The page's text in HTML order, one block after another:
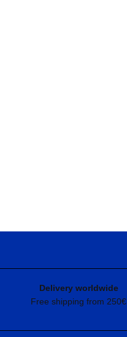
Delivery worldwide
Free shipping from 250€